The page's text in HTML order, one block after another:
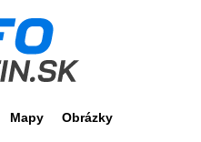
Mapy Obrázky